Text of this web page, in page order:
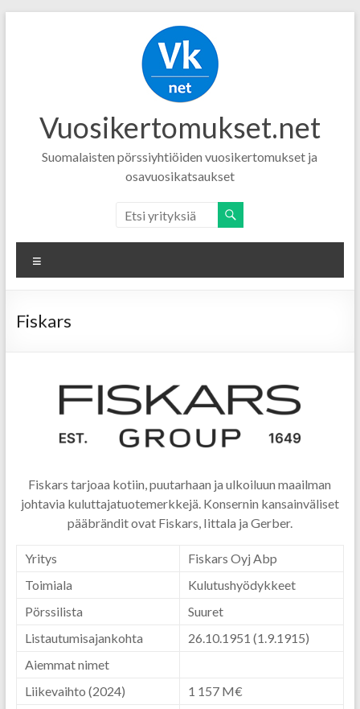
Vuosikertomukset.net
Suomalaisten pörssiyhtiöiden vuosikertomukset ja
osavuosikatsaukset
Fiskars
Fiskars tarjoaa kotiin, puutarhaan ja ulkoiluun maailman
johtavia kuluttajatuotemerkkejä. Konsernin kansainväliset
pääbrändit ovat Fiskars, Iittala ja Gerber.
Yritys
Fiskars Oyj Abp
Toimiala
Kulutushyödykkeet
Pörssilista
Suuret
Listautumisajankohta
26.10.1951 (1.9.1915)
Aiemmat nimet
Liikevaihto (2024)
1 157 M€